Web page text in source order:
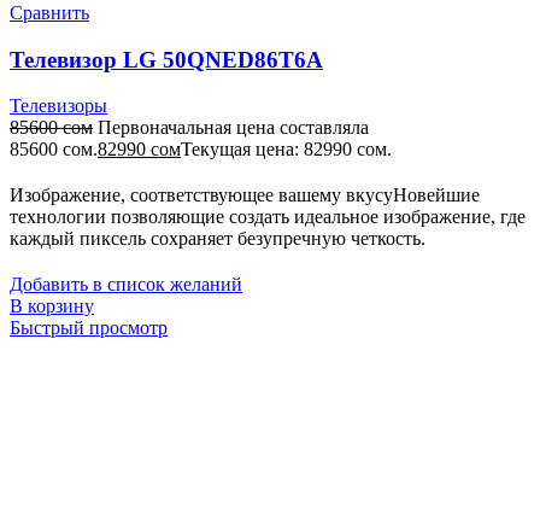
Сравнить
Телевизор LG 50QNED86T6A
Телевизоры
85600сом Первоначальная цена составляла
85600 сом.82990 сомТекущая цена: 82990 сом.
Изображение, соответствующее вашему вкусуНовейшие
технологии позволяющие создать идеальное изображение, где
каждый пиксель сохраняет безупречную четкость.
Добавить в список желаний
В корзину
Быстрый просмотр